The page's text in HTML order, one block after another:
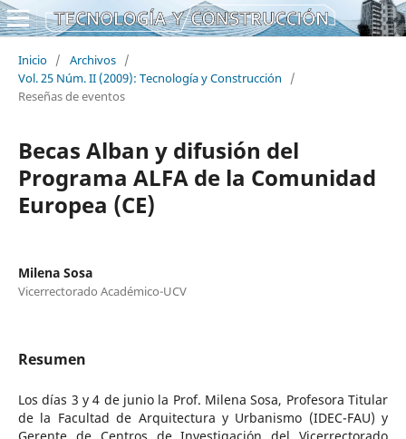
Inicio / Archivos /
Vol. 25 Núm. II (2009): Tecnología y Construcción
/
Reseñas de eventos
Becas Alban y difusión del
Programa ALFA de la Comunidad
Europea (CE)
Milena Sosa
Vicerrectorado Académico-UCV
Resumen
Los días 3 y 4 de junio la Prof. Milena Sosa, Profesora Titular
de la Facultad de Arquitectura y Urbanismo (IDEC-FAU) y